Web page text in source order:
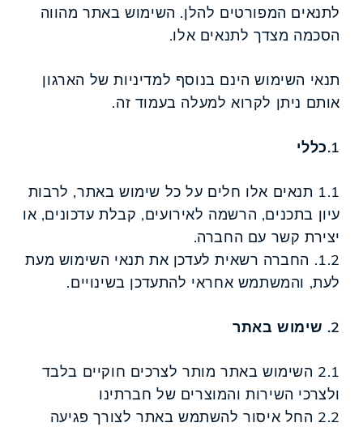
לתנאים המפורטים להלן. השימוש באתר מהווה
הסכמה מצדך לתנאים אלו.
תנאי השימוש הינם בנוסף למדיניות של הארגון
אותם ניתן לקרוא למעלה בעמוד זה.
1.כללי
1.1 תנאים אלו חלים על כל שימוש באתר, לרבות
עיון בתכנים, הרשמה לאירועים, קבלת עדכונים, או
יצירת קשר עם החברה.
1.2. החברה רשאית לעדכן את תנאי השימוש מעת
לעת, והמשתמש אחראי להתעדכן בשינויים.
2. שימוש באתר
2.1 השימוש באתר מותר לצרכים חוקיים בלבד
ולצרכי השירות והמוצרים של חברתינו
2.2 החל איסור להשתמש באתר לצורך פגיעה